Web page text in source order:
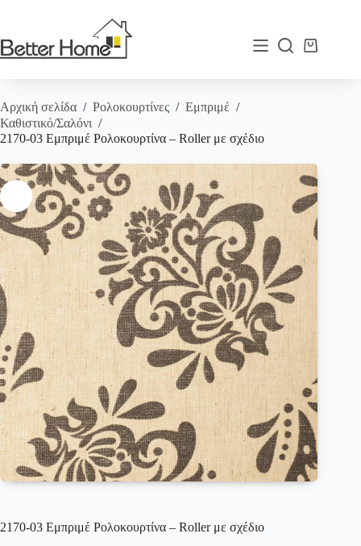
Καλάθι
Αρχική σελίδα / Ρολοκουρτίνες / Εμπριμέ /
Καθιστικό/Σαλόνι /
2170-03 Εμπριμέ Ρολοκουρτίνα – Roller με σχέδιο
2170-03 Εμπριμέ Ρολοκουρτίνα – Roller με σχέδιο